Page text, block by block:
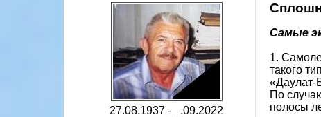
27.08.1937 - _.09.2022
Самые
1.
такого
«Даулат-
По
полосы